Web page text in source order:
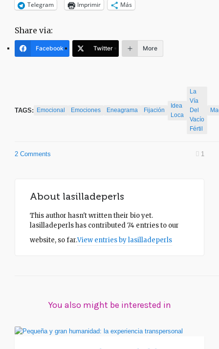
Telegram
Imprimir Más
Share via:
Facebook Twitter More
TAGS: Emocional Emociones Eneagrama Fijación
Idea
Loca
La
Vía
Del
Vacío
Fértil
2 Comments 1
About lasilladeperls
This author hasn't written their bio yet.
lasilladeperlshas contributed 74 entries to our
website, so far.View entries bylasilladeperls
You also might be interested in